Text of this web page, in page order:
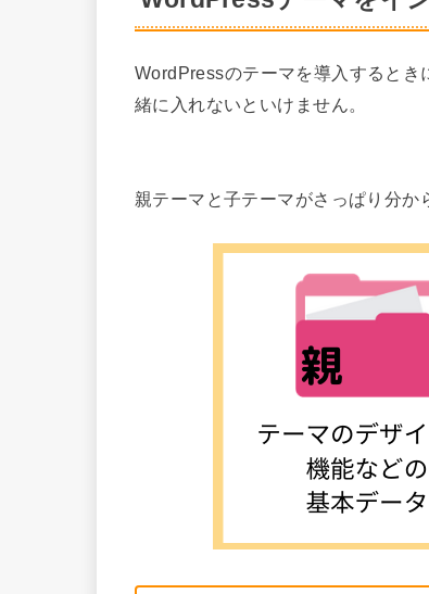
WordPressのテーマを導入するとき
緒に入れないといけません。
親テーマと子テーマがさっぱり分か